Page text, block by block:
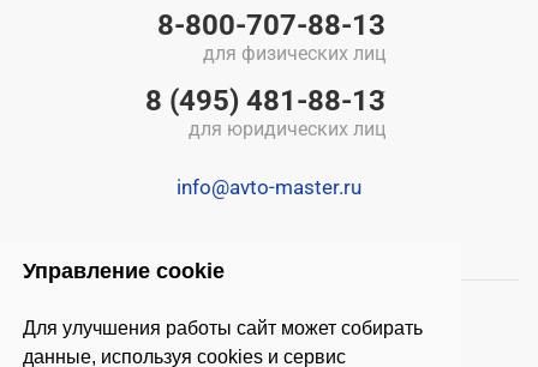
Управление cookie
Для улучшения работы сайт может собирать
данные, используя cookies и сервис
8-800-707-88-13
для физических лиц
8 (495) 481-88-13
для юридических лиц
info@avto-master.ru